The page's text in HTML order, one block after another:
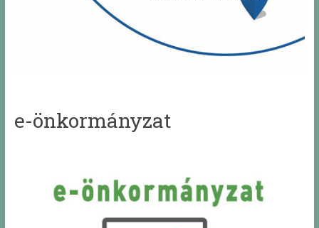
e-önkormányzat